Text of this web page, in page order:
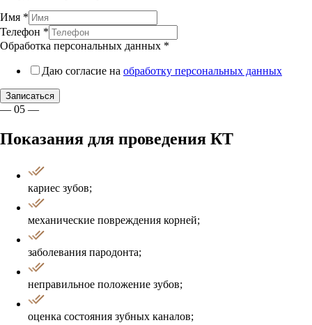
Имя *
Телефон *
Обработка персональных данных *
Даю согласие на обработку персональных данных
Записаться
— 05 —
Показания для проведения КТ
кариес зубов;
механические повреждения корней;
заболевания пародонта;
неправильное положение зубов;
оценка состояния зубных каналов;